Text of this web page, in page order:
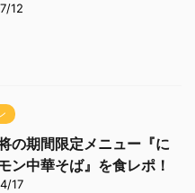
12
の期間限定メニュー『に
ン中華そば』を食レポ！
17